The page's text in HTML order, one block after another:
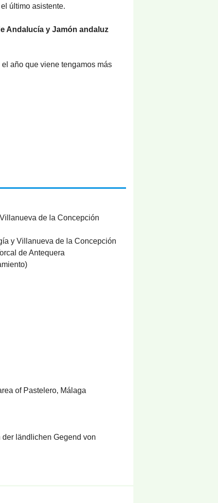
último asistente.
Andalucía y Jamón andaluz
año que viene tengamos más
de la Concepción
y Villanueva de la Concepción
de Antequera
of Pastelero, Málaga
ländlichen Gegend von